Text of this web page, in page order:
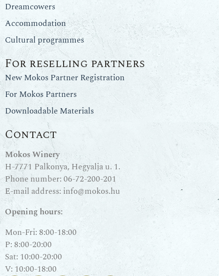
Dreamcowers
Accommodation
Cultural programmes
For reselling partners
New Mokos Partner Registration
For Mokos Partners
Downloadable Materials
Contact
Mokos Winery
H-7771 Palkonya, Hegyalja u. 1.
Phone number:06-72-200-201
E-mail address: info@mokos.hu
Opening hours:
Mon-Fri: 8:00-18:00
P: 8:00-20:00
Sat: 10:00-20:00
V: 10:00-18:00